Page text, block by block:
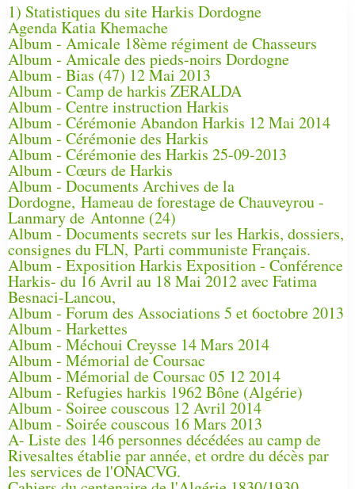
1) Statistiques du site Harkis Dordogne
Agenda Katia Khemache
Album - Amicale 18ème régiment de Chasseurs
Album - Amicale des pieds-noirs Dordogne
Album - Bias (47) 12 Mai 2013
Album - Camp de harkis ZERALDA
Album - Centre instruction Harkis
Album - Cérémonie Abandon Harkis 12 Mai 2014
Album - Cérémonie des Harkis
Album - Cérémonie des Harkis 25-09-2013
Album - Cœurs de Harkis
Album - Documents Archives de la
Dordogne, Hameau de forestage de Chauveyrou -
Lanmary de Antonne (24)
Album - Documents secrets sur les Harkis, dossiers,
consignes du FLN, Parti communiste Français.
Album - Exposition Harkis Exposition - Conférence
Harkis- du 16 Avril au 18 Mai 2012 avec Fatima
Besnaci-Lancou,
Album - Forum des Associations 5 et 6octobre 2013
Album - Harkettes
Album - Méchoui Creysse 14 Mars 2014
Album - Mémorial de Coursac
Album - Mémorial de Coursac 05 12 2014
Album - Refugies harkis 1962 Bône (Algérie)
Album - Soiree couscous 12 Avril 2014
Album - Soirée couscous 16 Mars 2013
A- Liste des 146 personnes décédées au camp de
Rivesaltes établie par année, et ordre du décès par
les services de l'ONACVG.